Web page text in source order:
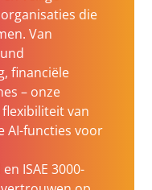
die
Van
financiële
– onze
van
AI-functies voor
ISAE 3000-